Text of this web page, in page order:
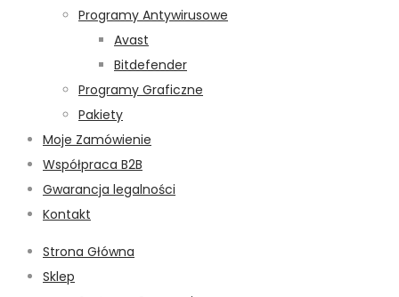
Programy Antywirusowe
Avast
Bitdefender
Programy Graficzne
Pakiety
Moje Zamówienie
Współpraca B2B
Gwarancja legalności
Kontakt
Strona Główna
Sklep